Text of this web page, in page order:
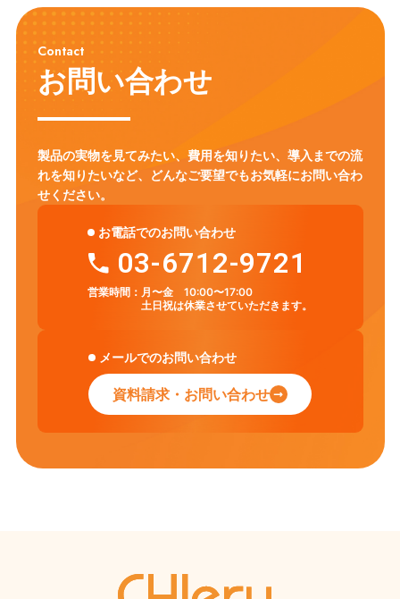
Contact
お問い合わせ
製品の実物を見てみたい、費用を知りたい、導入までの流
れを知りたいなど、
どんなご要望でもお気軽にお問い合わ
せください。
お電話でのお問い合わせ
03-6712-9721
営業時間： 月〜金 10:00〜17:00
土日祝は休業させていただきます。
メールでのお問い合わせ
資料請求・お問い合わせ